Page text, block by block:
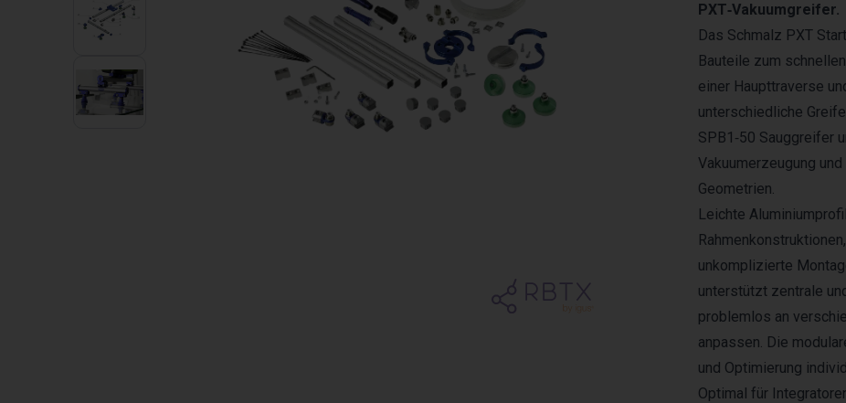
PXT‑Vakuumgreifer.
Das Schmalz PXT
Bauteile zum
einer Haupttraverse
unterschiedliche
SPB1‑50 Sauggreifer
Vakuumerzeugung
Geometrien.
Leichte
unkomplizierte
unterstützt zentrale
problemlos an
anpassen. Die
und Optimierung
Optimal für